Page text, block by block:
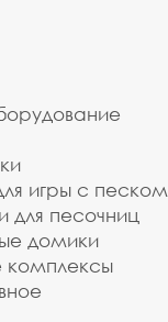
игры с песком
для песочниц
домики
комплексы